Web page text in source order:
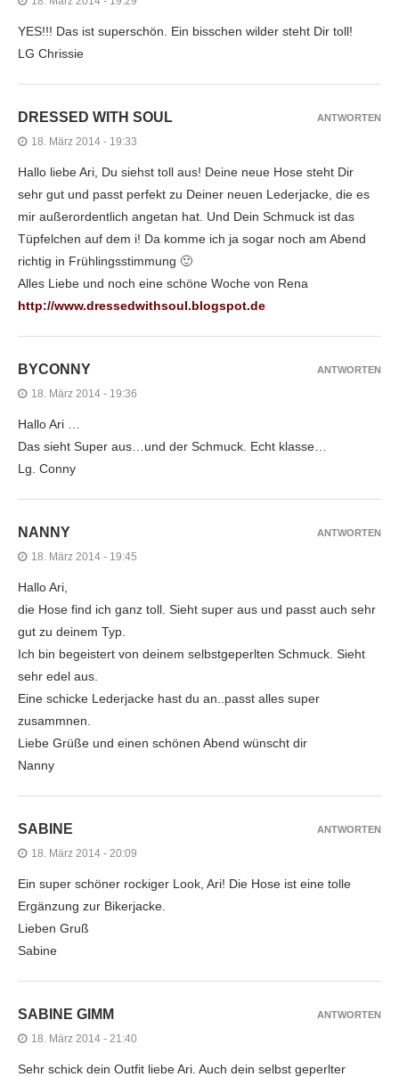
YES!!! Das ist superschön. Ein bisschen wilder steht Dir toll!
LG Chrissie
DRESSED WITH SOUL
18. März 2014 - 19:33
Hallo liebe Ari, Du siehst toll aus! Deine neue Hose steht Dir
sehr gut und passt perfekt zu Deiner neuen Lederjacke, die es
mir außerordentlich angetan hat. Und Dein Schmuck ist das
Tüpfelchen auf dem i! Da komme ich ja sogar noch am Abend
richtig in Frühlingsstimmung 🙂
Alles Liebe und noch eine schöne Woche von Rena
http://www.dressedwithsoul.blogspot.de
ANTWORTEN
BYCONNY
18. März 2014 - 19:36
Hallo Ari …
Das sieht Super aus…und der Schmuck. Echt klasse…
Lg. Conny
ANTWORTEN
NANNY
18. März 2014 - 19:45
Hallo Ari,
die Hose find ich ganz toll. Sieht super aus und passt auch sehr
gut zu deinem Typ.
Ich bin begeistert von deinem selbstgeperlten Schmuck. Sieht
sehr edel aus.
Eine schicke Lederjacke hast du an..passt alles super
zusammnen.
Liebe Grüße und einen schönen Abend wünscht dir
Nanny
ANTWORTEN
SABINE
18. März 2014 - 20:09
Ein super schöner rockiger Look, Ari! Die Hose ist eine tolle
Ergänzung zur Bikerjacke.
Lieben Gruß
Sabine
ANTWORTEN
SABINE GIMM
18. März 2014 - 21:40
Sehr schick dein Outfit liebe Ari. Auch dein selbst geperlter
ANTWORTEN